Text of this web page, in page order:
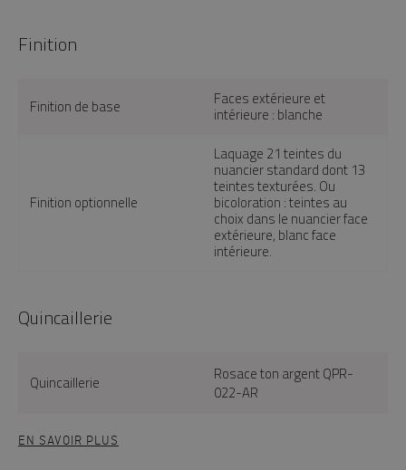
Finition
Finition de base Faces extérieure et
intérieure : blanche
Finition optionnelle
Laquage 21 teintes du
nuancier standard dont 13
teintes texturées. Ou
bicoloration : teintes au
choix dans le nuancier face
extérieure, blanc face
intérieure.
Quincaillerie
Quincaillerie Rosace ton argent QPR-
022-AR
EN SAVOIR PLUS